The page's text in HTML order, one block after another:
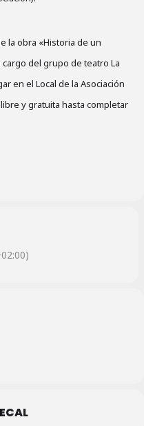
la obra «Historia de un
del grupo de teatro La
en el Local de la Asociación
y gratuita hasta completar